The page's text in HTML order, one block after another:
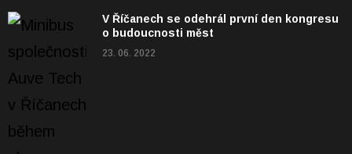
V Říčanech se odehrál první den kongresu
o budoucnosti měst
23. 06. 2022